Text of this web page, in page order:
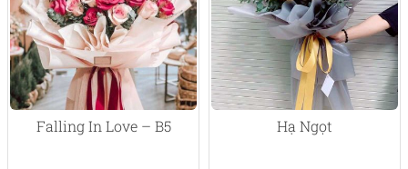
Falling In Love – B5 Hạ Ngọt